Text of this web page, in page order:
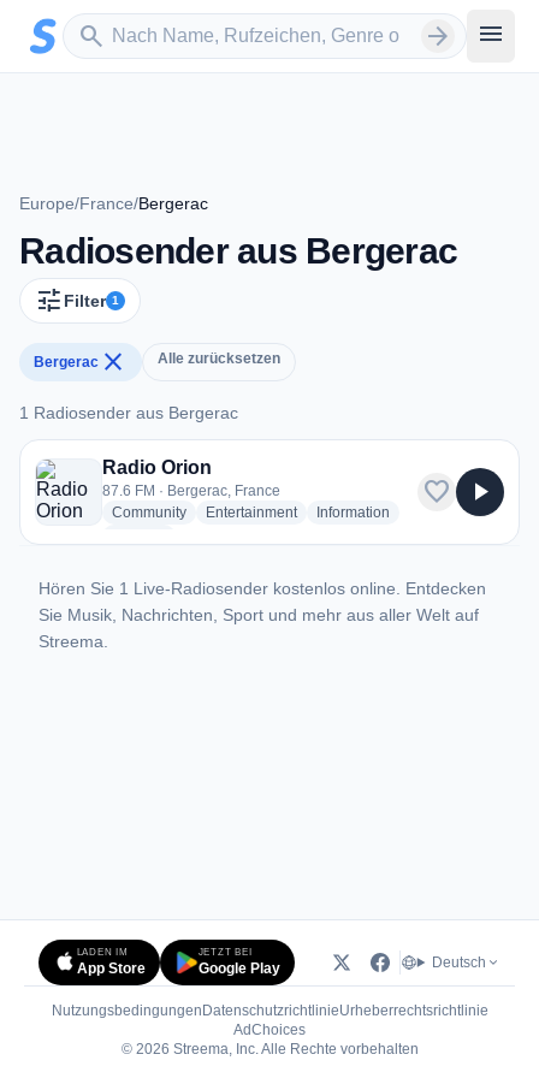
Zum Hauptinhalt springen
search
Sender suchen arrow_forward menu
Europe/France/Bergerac
Radiosender aus Bergerac
tune Filter 1
Bergerac close Alle zurücksetzen
1 Radiosender aus Bergerac
1 Radiosender aus Bergerac
Radio Orion
87.6 FM · Bergerac, France
Communityradio stations
Entertainmentradio stations
Information radio stations
favorite play_arrow
Hören Sie 1 Live-Radiosender kostenlos online. Entdecken
Sie Musik, Nachrichten, Sport und mehr aus aller Welt auf
Streema.
LADEN IM
App Store
JETZT BEI
Google Play Deutsch
Nutzungsbedingungen DatenschutzrichtlinieUrheberrechtsrichtlinie
AdChoices(öffnet in neuem Tab)
© 2026 Streema, Inc. Alle Rechte vorbehalten